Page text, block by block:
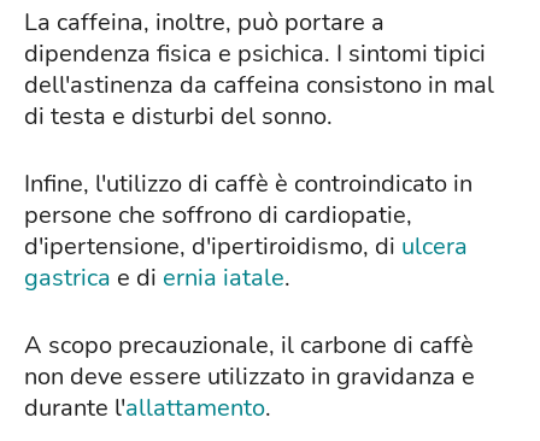
La caffeina, inoltre, può portare a
dipendenza fisica e psichica. I sintomi tipici
dell'astinenza da caffeina consistono in mal
di testa e disturbi del sonno.
Infine, l'utilizzo di caffè è controindicato in
persone che soffrono di cardiopatie,
d'ipertensione, d'ipertiroidismo, di ulcera
gastrica e di ernia iatale.
A scopo precauzionale, il carbone di caffè
non deve essere utilizzato in gravidanza e
durante l'allattamento.